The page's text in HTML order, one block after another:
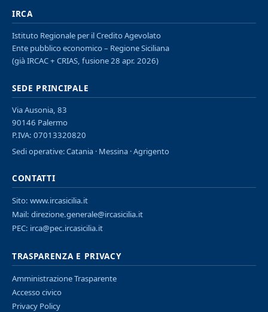
IRCA
Istituto Regionale per il Credito Agevolato
Ente pubblico economico – Regione Siciliana
(già IRCAC + CRIAS, fusione 28 apr. 2026)
SEDE PRINCIPALE
Via Ausonia, 83
90146 Palermo
P.IVA: 07013320820
Sedi operative: Catania · Messina · Agrigento
CONTATTI
Sito: www.ircasicilia.it
Mail: direzione.generale@ircasicilia.it
PEC: irca@pec.ircasicilia.it
TRASPARENZA E PRIVACY
Amministrazione Trasparente
Accesso civico
Privacy Policy